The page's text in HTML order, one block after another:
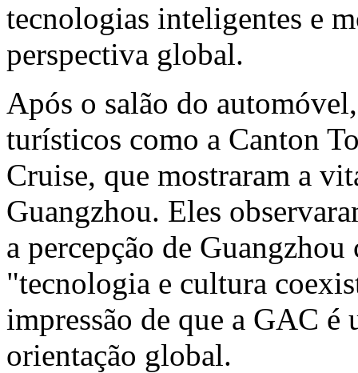
tecnologias inteligentes e
perspectiva global.
Após o salão do
turísticos como a Canton
Cruise, que mostraram a
Guangzhou. Eles
a percepção de Guangzhou
"tecnologia e cultura
impressão de que a GAC é
orientação global.